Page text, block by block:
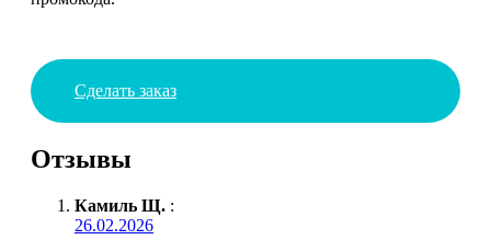
Сделать заказ
Отзывы
Камиль Щ. :
26.02.2026